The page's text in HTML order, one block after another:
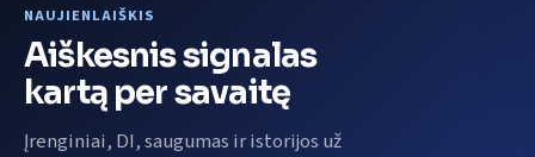
NAUJIENLAIŠKIS
Aiškesnis signalas
kartą per savaitę
Įrenginiai, DI, saugumas ir istorijos už